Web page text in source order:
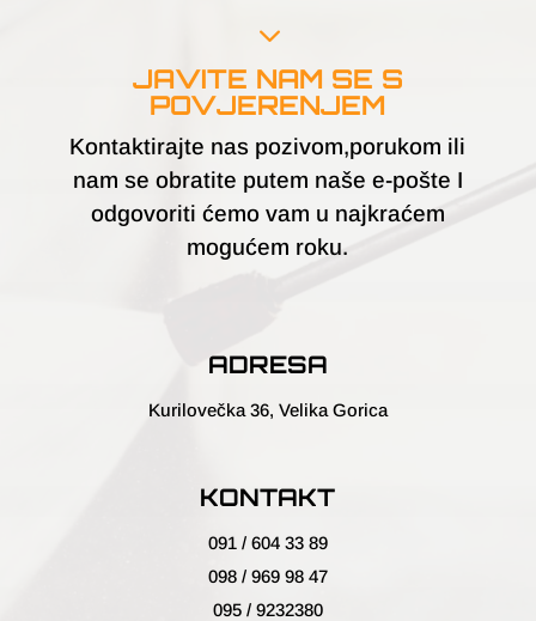
3
JAVITE NAM SE S
POVJERENJEM
Kontaktirajte nas pozivom,porukom ili
nam se obratite putem naše e-pošte I
odgovoriti ćemo vam u najkraćem
mogućem roku.
ADRESA
Kurilovečka 36, Velika Gorica
KONTAKT
091 / 604 33 89
098 / 969 98 47
095 / 9232380